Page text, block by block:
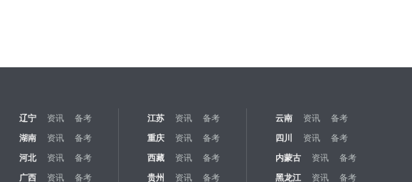
辽宁 资讯 备考 江苏 资讯 备考 云南 资讯
备考
湖南 资讯 备考 重庆 资讯 备考 四川 资讯
备考
河北 资讯 备考 西藏 资讯 备考 内蒙古 资讯
备考
广西 资讯 备考 贵州 资讯 备考 黑龙江 资讯 备考